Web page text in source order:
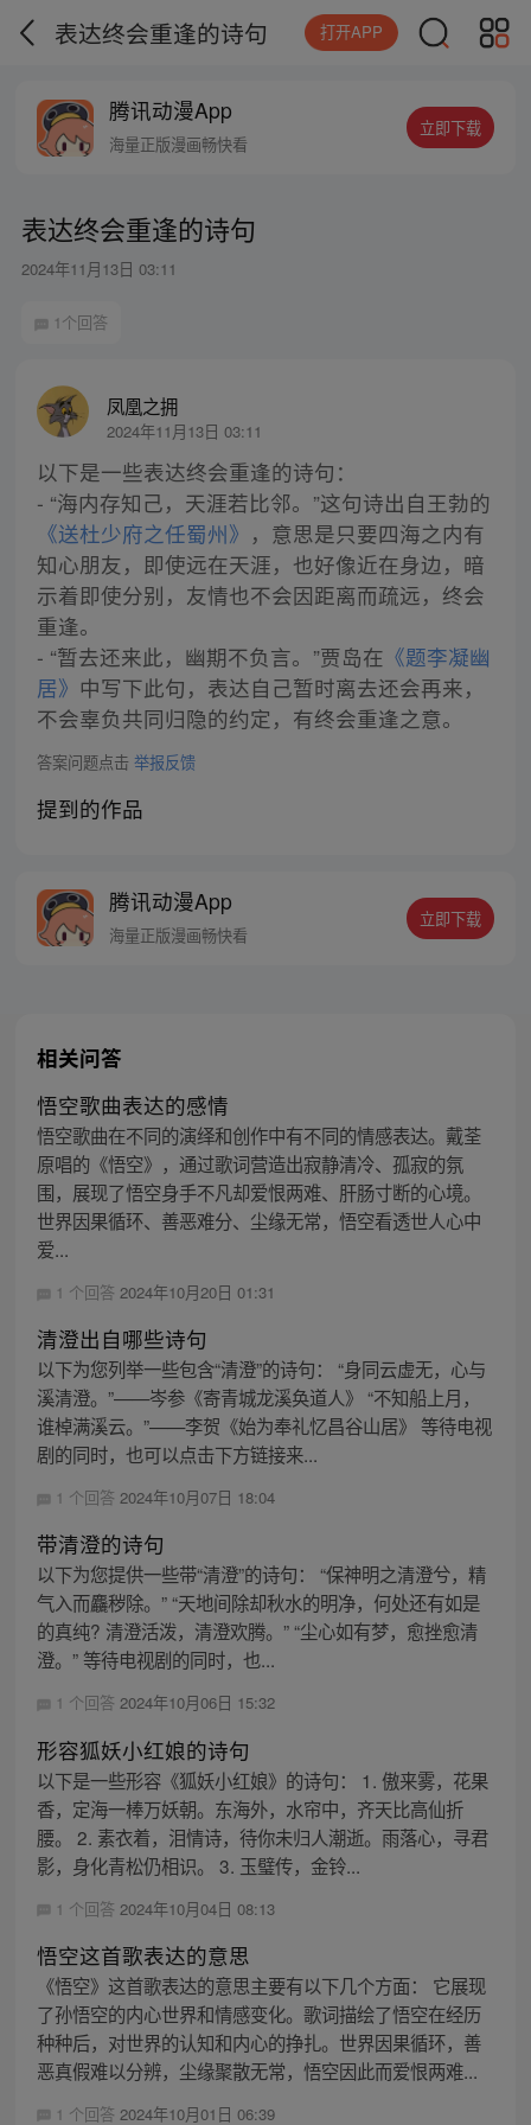
表达终会重逢的诗句 打开APP
腾讯动漫App
海量正版漫画畅快看
立即下载
表达终会重逢的诗句
2024年11月13日 03:11
1个回答
凤凰之拥
2024年11月13日 03:11
以下是一些表达终会重逢的诗句：
- “海内存知己，天涯若比邻。”这句诗出自王勃的
《送杜少府之任蜀州》 ，意思是只要四海之内有
知心朋友，即使远在天涯，也好像近在身边，暗
示着即使分别，友情也不会因距离而疏远，终会
重逢。
- “暂去还来此，幽期不负言。”贾岛在 《题李凝幽
居》 中写下此句，表达自己暂时离去还会再来，
不会辜负共同归隐的约定，有终会重逢之意。
答案问题点击 举报反馈
提到的作品
腾讯动漫App
海量正版漫画畅快看
立即下载
相关问答
悟空歌曲表达的感情
悟空歌曲在不同的演绎和创作中有不同的情感表达。戴荃
原唱的《悟空》，通过歌词营造出寂静清冷、孤寂的氛
围，展现了悟空身手不凡却爱恨两难、肝肠寸断的心境。
世界因果循环、善恶难分、尘缘无常，悟空看透世人心中
爱...
1 个回答 2024年10月20日 01:31
清澄出自哪些诗句
以下为您列举一些包含“清澄”的诗句： “身同云虚无，心与
溪清澄。”——岑参《寄青城龙溪奂道人》 “不知船上月，
谁棹满溪云。”——李贺《始为奉礼忆昌谷山居》 等待电视
剧的同时，也可以点击下方链接来...
1 个回答 2024年10月07日 18:04
带清澄的诗句
以下为您提供一些带“清澄”的诗句： “保神明之清澄兮，精
气入而麤秽除。” “天地间除却秋水的明净，何处还有如是
的真纯? 清澄活泼，清澄欢腾。” “尘心如有梦，愈挫愈清
澄。” 等待电视剧的同时，也...
1 个回答 2024年10月06日 15:32
形容狐妖小红娘的诗句
以下是一些形容《狐妖小红娘》的诗句： 1. 傲来雾，花果
香，定海一棒万妖朝。东海外，水帘中，齐天比高仙折
腰。 2. 素衣着，泪情诗，待你未归人潮逝。雨落心，寻君
影，身化青松仍相识。 3. 玉璧传，金铃...
1 个回答 2024年10月04日 08:13
悟空这首歌表达的意思
《悟空》这首歌表达的意思主要有以下几个方面： 它展现
了孙悟空的内心世界和情感变化。歌词描绘了悟空在经历
种种后，对世界的认知和内心的挣扎。世界因果循环，善
恶真假难以分辨，尘缘聚散无常，悟空因此而爱恨两难...
1 个回答 2024年10月01日 06:39